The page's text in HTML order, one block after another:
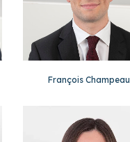
François Champeau